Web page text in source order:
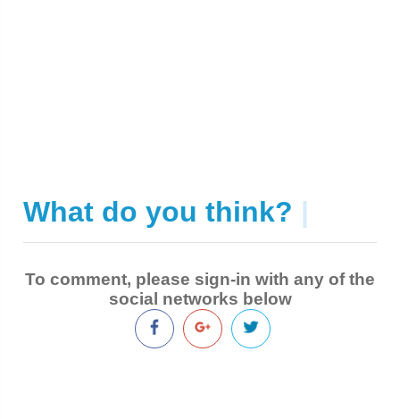
What do you think? |
To comment, please sign-in with any of the
social networks below